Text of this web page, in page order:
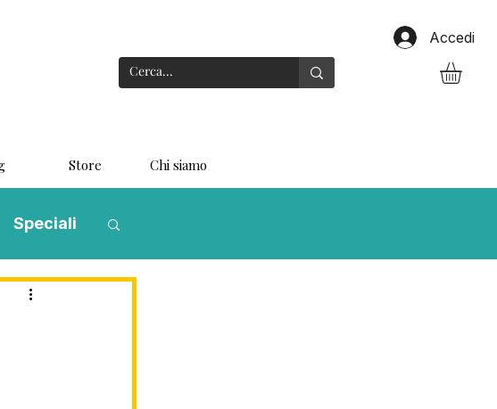
Accedi
Store Chi siamo
Speciali